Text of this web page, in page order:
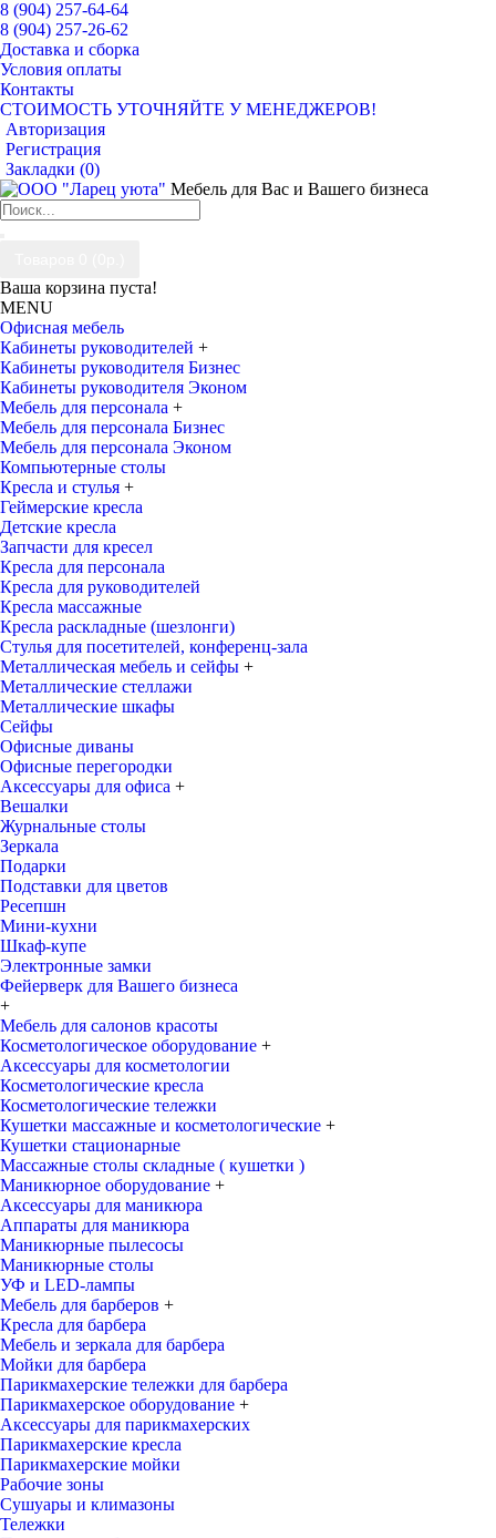
8 (904) 257-64-64
8 (904) 257-26-62
Доставка и сборка
Условия оплаты
Контакты
СТОИМОСТЬ УТОЧНЯЙТЕ У МЕНЕДЖЕРОВ!
Авторизация
Регистрация
Закладки (0)
Мебель для Вас и Вашего бизнеса
Ваша корзина пуста!
MENU
Офисная мебель
Кабинеты руководителей +
Кабинеты руководителя Бизнес
Кабинеты руководителя Эконом
Мебель для персонала +
Мебель для персонала Бизнес
Мебель для персонала Эконом
Компьютерные столы
Кресла и стулья +
Геймерские кресла
Детские кресла
Запчасти для кресел
Кресла для персонала
Кресла для руководителей
Кресла массажные
Кресла раскладные (шезлонги)
Стулья для посетителей, конференц-зала
Металлическая мебель и сейфы +
Металлические стеллажи
Металлические шкафы
Сейфы
Офисные диваны
Офисные перегородки
Аксессуары для офиса +
Вешалки
Журнальные столы
Зеркала
Подарки
Подставки для цветов
Ресепшн
Мини-кухни
Шкаф-купе
Электронные замки
Фейерверк для Вашего бизнеса
+
Мебель для салонов красоты
Косметологическое оборудование +
Аксессуары для косметологии
Косметологические кресла
Косметологические тележки
Кушетки массажные и косметологические +
Кушетки стационарные
Массажные столы складные ( кушетки )
Маникюрное оборудование +
Аксессуары для маникюра
Аппараты для маникюра
Маникюрные пылесосы
Маникюрные столы
УФ и LED-лампы
Мебель для барберов +
Кресла для барбера
Мебель и зеркала для барбера
Мойки для барбера
Парикмахерские тележки для барбера
Парикмахерское оборудование +
Аксессуары для парикмахерских
Парикмахерские кресла
Парикмахерские мойки
Рабочие зоны
Сушуары и климазоны
Тележки